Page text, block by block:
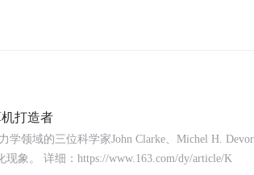
打造者
领域的三位科学家John Clarke、Michel H.
象。 详细：https://www.163.com/dy/article/K